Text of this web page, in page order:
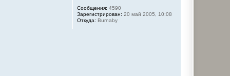
Сообщения: 4590
Зарегистрирован: 20 май 2005, 10:08
Откуда: Burnaby